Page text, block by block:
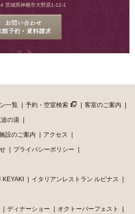
茨城県神栖市大野原1-12-1
一覧 予約・空室検索 客室のご案内
の湯
設のご案内 アクセス
プライバシーポリシー
イタリアンレストラン ルピナス
ディナーショー オクトーバーフェスト